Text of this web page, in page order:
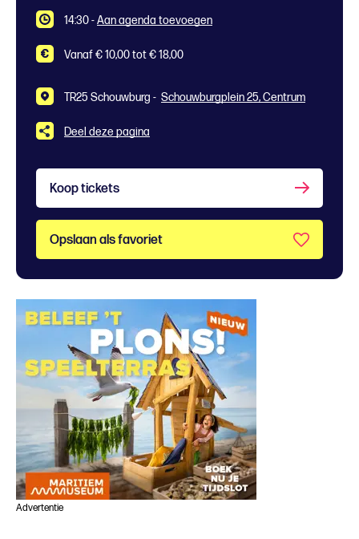
14:30-Aan agenda toevoegen
Vanaf € 10,00 tot € 18,00
TR25 Schouwburg - Schouwburgplein 25, Centrum
Deel deze pagina
Koop tickets
Opslaan als favoriet
Advertentie